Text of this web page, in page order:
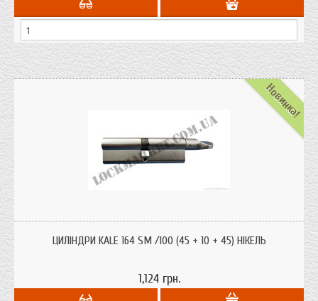
Новинка!
виробник Kale один з лідерів продажів замків і фурнітури в Україні.
ЦИЛІНДРИ KALE 164 SM /100 (45 + 10 + 45) НІКЕЛЬ
1,124 грн.